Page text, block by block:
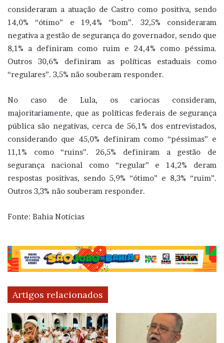
consideraram a atuação de Castro como positiva, sendo
14,0% “ótimo” e 19,4% “bom”. 32,5% consideraram
negativa a gestão de segurança do governador, sendo que
8,1% a definiram como ruim e 24,4% como péssima.
Outros 30,6% definiram as políticas estaduais como
“regulares”. 3,5% não souberam responder.
No caso de Lula, os cariocas consideram,
majoritariamente, que as políticas federais de segurança
pública são negativas, cerca de 56,1% dos entrevistados,
considerando que 45,0% definiram como “péssimas” e
11,1% como “ruins”. 26,5% definiram a gestão de
segurança nacional como “regular” e 14,2% deram
respostas positivas, sendo 5,9% “ótimo” e 8,3% “ruim”.
Outros 3,3% não souberam responder.
Fonte: Bahia Notícias
Artigos relacionados